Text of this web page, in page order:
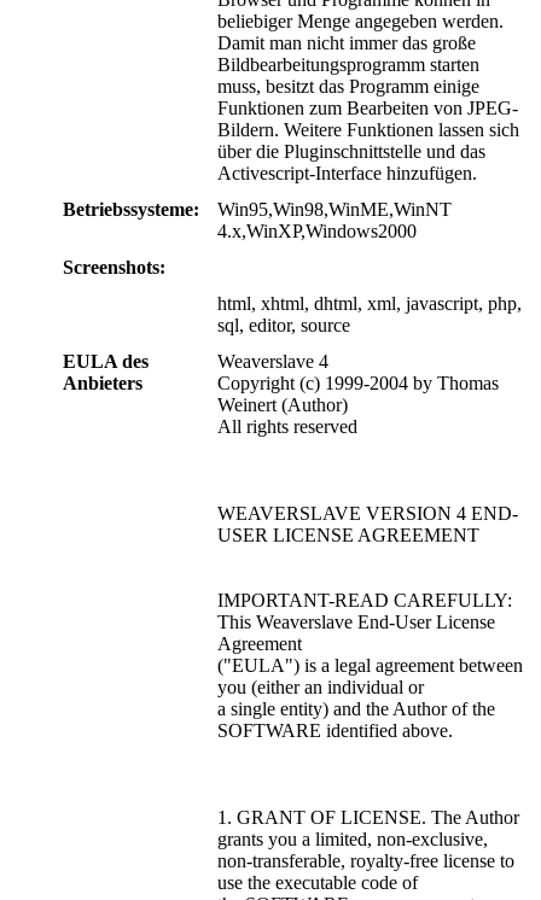
beliebiger Menge angegeben werden.
Damit man nicht immer das große
Bildbearbeitungsprogramm starten
muss, besitzt das Programm einige
Funktionen zum Bearbeiten von JPEG-
Bildern. Weitere Funktionen lassen sich
über die Pluginschnittstelle und das
Activescript-Interface hinzufügen.
Betriebssysteme:
Win95,Win98,WinME,WinNT
4.x,WinXP,Windows2000
Screenshots:
html, xhtml, dhtml, xml, javascript, php,
sql, editor, source
EULA des
Anbieters
Weaverslave 4
Copyright (c) 1999-2004 by Thomas
Weinert (Author)
All rights reserved
WEAVERSLAVE VERSION 4 END-
USER LICENSE AGREEMENT
IMPORTANT-READ CAREFULLY:
This Weaverslave End-User License
Agreement
("EULA") is a legal agreement between
you (either an individual or
a single entity) and the Author of the
SOFTWARE identified above.
1. GRANT OF LICENSE. The Author
grants you a limited, non-exclusive,
non-transferable, royalty-free license to
use the executable code of